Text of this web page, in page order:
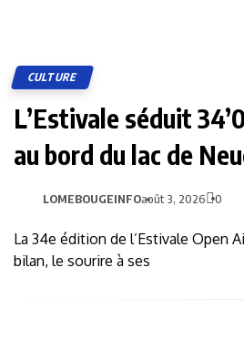
CULTURE
L’Estivale séduit
au bord du lac de
LOMEBOUGEINFOaoût 3, 2026 0
La 34e édition de l’Estivale Open
bilan, le sourire à ses